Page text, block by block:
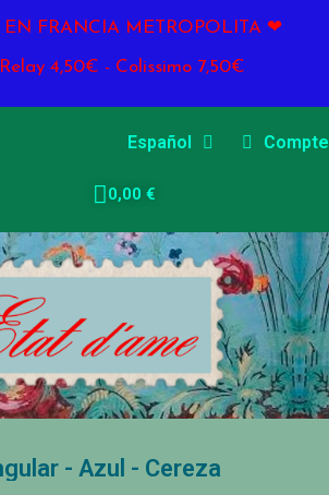
FRANCIA METROPOLITA ❤
4,50€ - Colissimo 7,50€
Español Compte
0,00 €
- Azul - Cereza